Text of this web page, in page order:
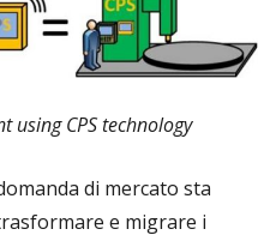
using CPS technology
di mercato sta
e migrare i